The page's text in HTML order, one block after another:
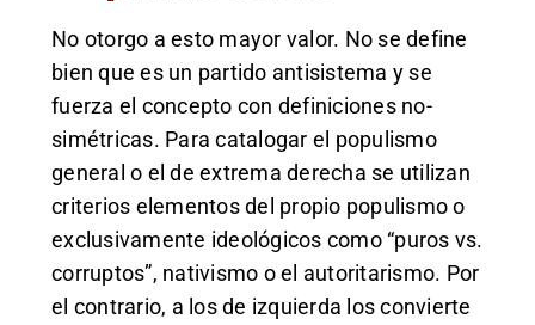
No otorgo a esto mayor valor. No se define
bien que es un partido antisistema y se
fuerza el concepto con definiciones no-
simétricas. Para catalogar el populismo
general o el de extrema derecha se utilizan
criterios elementos del propio populismo o
exclusivamente ideológicos como “puros vs.
corruptos”, nativismo o el autoritarismo. Por
el contrario, a los de izquierda los convierte